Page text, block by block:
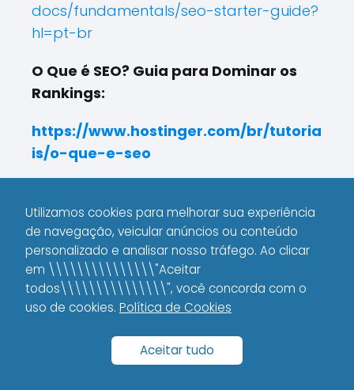
docs/fundamentals/seo-starter-guide?
hl=pt-br
O Que é SEO? Guia para Dominar os
Rankings:
https://www.hostinger.com/br/tutoria
is/o-que-e-seo
O que é Google SERP e
para que serve?
O que é Favicon e para
que serve?
Utilizamos cookies para melhorar sua experiência
de navegação, veicular anúncios ou conteúdo
personalizado e analisar nosso tráfego. Ao clicar
em \\\\\\\\\\\\\\\"Aceitar
todos\\\\\\\\\\\\\\\", você concorda com o
uso de cookies. Política de Cookies
Aceitar tudo